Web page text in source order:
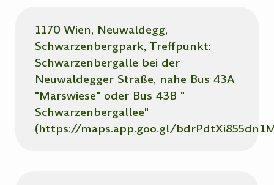
1170 Wien, Neuwaldegg,
Schwarzenbergpark, Treffpunkt:
Schwarzenbergalle bei der
Neuwaldegger Straße, nahe Bus 43A
"Marswiese" oder Bus 43B "
Schwarzenbergallee"
(https://maps.app.goo.gl/